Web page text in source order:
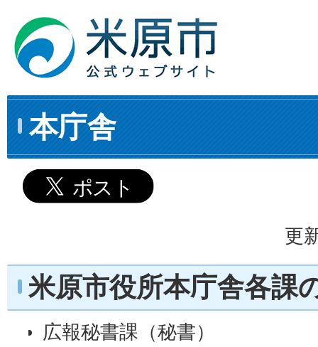
本庁舎
更
米原市役所本庁舎各課
広報秘書課（秘書）